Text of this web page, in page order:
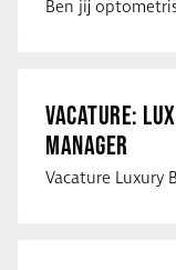
VACATURE:
MANAGER